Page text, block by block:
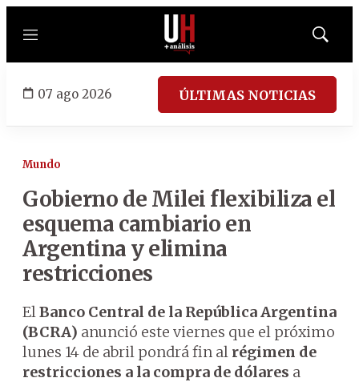
Menú
Mostrar
07 ago 2026 ÚLTIMAS NOTICIAS
Mundo
Gobierno de Milei flexibiliza el
esquema cambiario en
Argentina y elimina
restricciones
ElBanco Central de la República Argentina
(BCRA) anunció este viernes que el próximo
lunes 14 de abril pondrá fin al régimen de
restricciones a la compra de dólares a